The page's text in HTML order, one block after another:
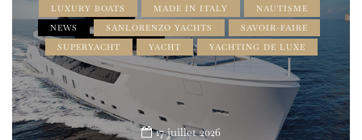
LUXURY BOATS
MADE IN ITALY
NAUTISME
NEWS
SANLORENZO YACHTS
SAVOIR-FAIRE
SUPERYACHT
YACHT YACHTING DE LUXE
17 juillet 2026